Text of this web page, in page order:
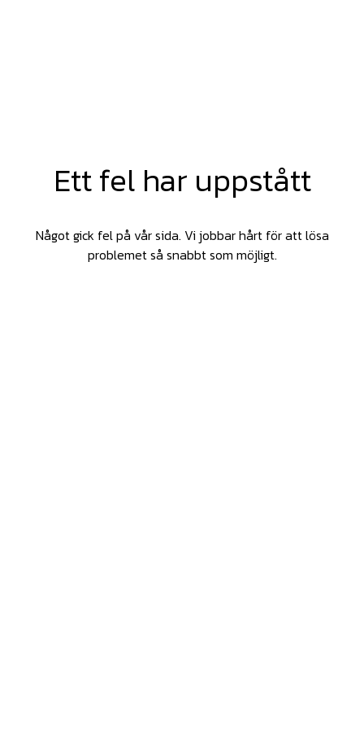
Ett fel har uppstått
Något gick fel på vår sida. Vi jobbar hårt för att lösa
problemet så snabbt som möjligt.